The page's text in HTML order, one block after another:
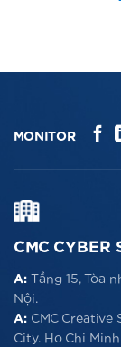
MONITOR
CMC CYBER
A: Tầng 15, Tòa
Nội.
A: CMC Creative
City. Ho Chi